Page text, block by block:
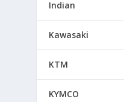
Indian
Kawasaki
KTM
KYMCO